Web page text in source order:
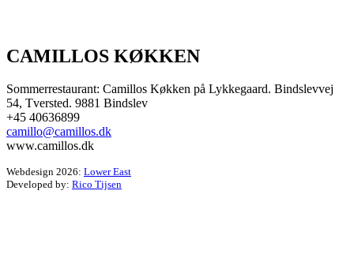
CAMILLOS KØKKEN
Sommerrestaurant: Camillos Køkken på Lykkegaard. Bindslevvej
54, Tversted. 9881 Bindslev
+45 40636899
camillo@camillos.dk
www.camillos.dk
Webdesign 2026: Lower East
Developed by: Rico Tijsen